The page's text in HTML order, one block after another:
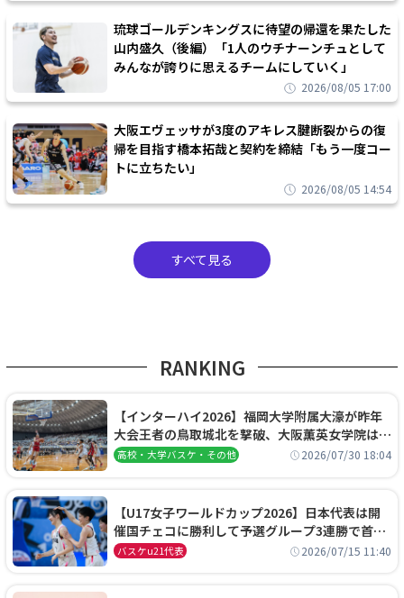
琉球ゴールデンキングスに待望の帰還を果たした
山内盛久（後編）「1人のウチナーンチュとして
みんなが誇りに思えるチームにしていく」
2026/08/05 17:00
大阪エヴェッサが3度のアキレス腱断裂からの復
帰を目指す橋本拓哉と契約を締結「もう一度コー
トに立ちたい」
2026/08/05 14:54
すべて見る
RANKING
【インターハイ2026】福岡大学附属大濠が昨年
大会王者の鳥取城北を撃破、大阪薫英女学院は岐
阜女子に完勝、大会3日目試合結果
高校・大学バスケ・その他 2026/07/30 18:04
【U17女子ワールドカップ2026】日本代表は開
催国チェコに勝利して予選グループ3連勝で首位
通過！準々決勝の相手はエジプトに決定
バスケu21代表 2026/07/15 11:40